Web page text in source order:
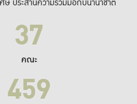
37
คณะ
459